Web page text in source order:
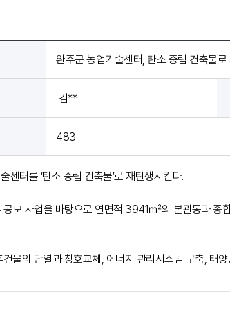
완주군 농업기술센터, 탄소 중립 건축물로
김**
483
센터를 ‘탄소 중립 건축물’로 재탄생시킨다.
공모 사업을 바탕으로 연면적 3941㎡의 본관동과 종
물의 단열과 창호교체, 에너지 관리시스템 구축, 태